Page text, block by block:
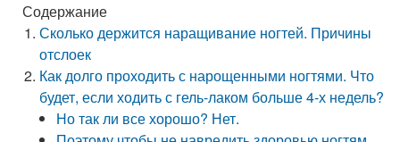
Содержание
Сколько держится наращивание ногтей. Причины
отслоек
Как долго проходить с нарощенными ногтями. Что
будет, если ходить с гель-лаком больше 4-х недель?
Но так ли все хорошо? Нет.